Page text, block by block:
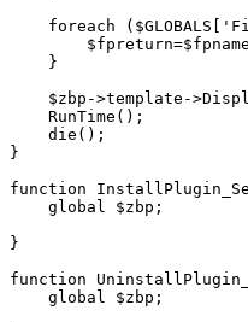
foreach
}
$zbp->template-
RunTime();
die();
}
function
global $zbp;
}
function
global $zbp;